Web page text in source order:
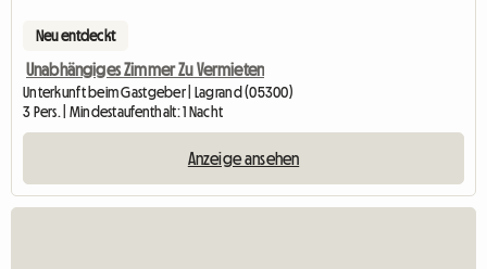
Neu entdeckt
Unabhängiges Zimmer Zu Vermieten
Unterkunft beim Gastgeber | Lagrand (05300)
3 Pers. | Mindestaufenthalt: 1 Nacht
Anzeige ansehen